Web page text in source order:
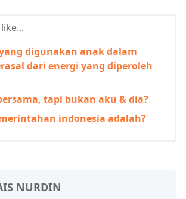
digunakan anak dalam
dari energi yang diperoleh
tapi bukan aku & dia?
indonesia adalah?
NURDIN